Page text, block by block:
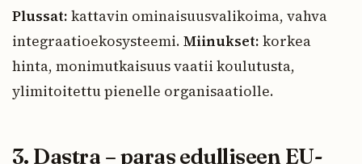
Plussat: kattavin ominaisuusvalikoima, vahva
integraatioekosysteemi. Miinukset: korkea
hinta, monimutkaisuus vaatii koulutusta,
ylimitoitettu pienelle organisaatiolle.
3. Dastra – paras edulliseen EU-